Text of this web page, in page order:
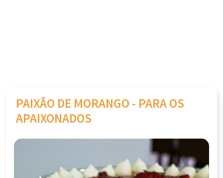
PAIXÃO DE MORANGO - PARA OS
APAIXONADOS